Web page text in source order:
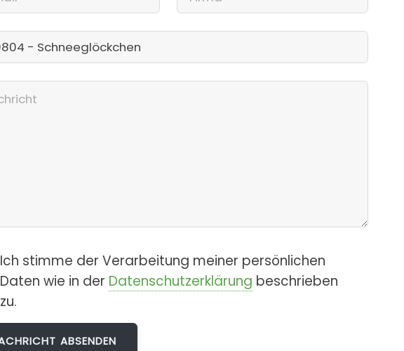
Ich stimme der Verarbeitung meiner persönlichen
Daten wie in der Datenschutzerklärung beschrieben
zu.